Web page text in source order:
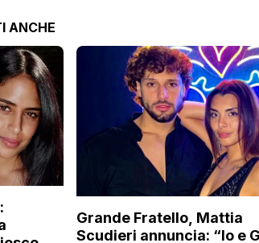
ANCHE
Grande Fratello, Mattia
Scudieri annuncia: “Io e